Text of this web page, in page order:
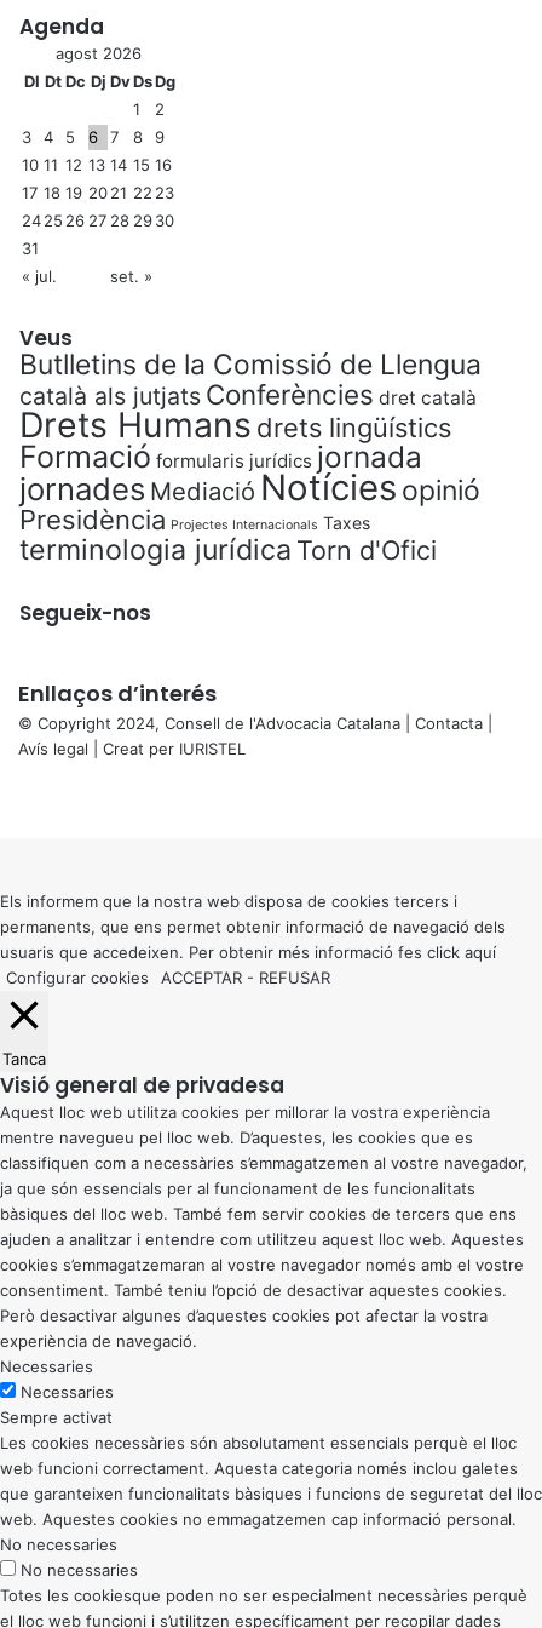
Agenda
agost 2026
Dl DtDc Dj DvDsDg
1
2
3
4 5 6 7 8
9
10 11 12 13 14 15 16
17 18 19 2021 22 23
2425 26 27 28 2930
31
« jul.
set. »
Veus
Butlletins de la Comissió de Llengua
català als jutjats Conferències dret català
Drets Humans drets lingüístics
Formació formularis jurídics jornada
jornades Mediació Notícies opinió
Presidència Projectes Internacionals Taxes
terminologia jurídica Torn d'Ofici
Segueix-nos
Enllaços d’interés
© Copyright 2024, Consell de l'Advocacia Catalana | Contacta
Avís legal | Creat per IURISTEL
button
Els informem que la nostra web disposa de cookies tercers i
permanents, que ens permet obtenir informació de navegació dels
usuaris que accedeixen. Per obtenir més informació fes click aquí
Configurar cookies
ACCEPTAR - REFUSAR
Tanca
Visió general de privadesa
Aquest lloc web utilitza cookies per millorar la vostra experiència
mentre navegueu pel lloc web. D’aquestes, les cookies que es
classifiquen com a necessàries s’emmagatzemen al vostre navegador,
ja que són essencials per al funcionament de les funcionalitats
bàsiques del lloc web. També fem servir cookies de tercers que ens
ajuden a analitzar i entendre com utilitzeu aquest lloc web. Aquestes
cookies s’emmagatzemaran al vostre navegador només amb el vostre
consentiment. També teniu l’opció de desactivar aquestes cookies.
Però desactivar algunes d’aquestes cookies pot afectar la vostra
experiència de navegació.
Necessaries
Necessaries
Sempre activat
Les cookies necessàries són absolutament essencials perquè el lloc
web funcioni correctament. Aquesta categoria només inclou galetes
que garanteixen funcionalitats bàsiques i funcions de seguretat del lloc
web. Aquestes cookies no emmagatzemen cap informació personal.
No necessaries
No necessaries
Totes les cookiesque poden no ser especialment necessàries perquè
el lloc web funcioni i s’utilitzen específicament per recopilar dades